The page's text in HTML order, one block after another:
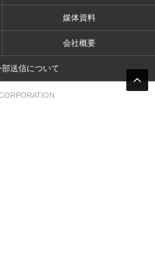
媒体資料
会社概要
送信について